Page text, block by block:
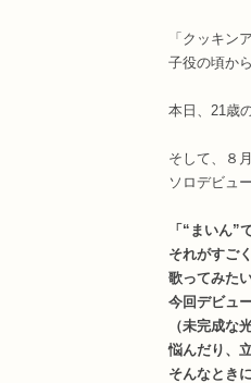
「クッキン
子役の頃か
本日、21歳
そして、８
ソロデビュ
「“まいん”
それがすご
歌ってみた
今回デビュ
（未完成な
悩んだり、
そんなとき